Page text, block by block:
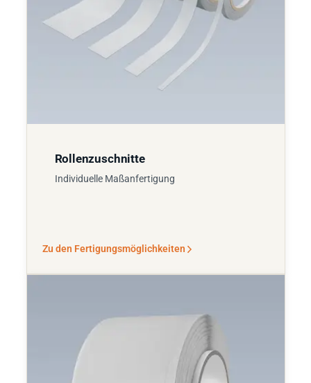
Rollenzuschnitte
Individuelle Maßanfertigung
Zu den Fertigungsmöglichkeiten